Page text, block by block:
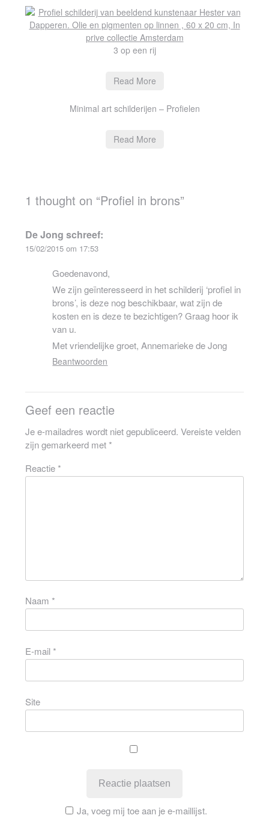
3 op een rij
Read More
Minimal art schilderijen – Profielen
Read More
1 thought on “Profiel in brons”
De Jong schreef:
15/02/2015 om 17:53
Goedenavond,
We zijn geïnteresseerd in het schilderij ‘profiel in
brons’, is deze nog beschikbaar, wat zijn de
kosten en is deze te bezichtigen? Graag hoor ik
van u.
Met vriendelijke groet, Annemarieke de Jong
Beantwoorden
Geef een reactie
Je e-mailadres wordt niet gepubliceerd. Vereiste velden
zijn gemarkeerd met*
Reactie*
Naam*
E-mail*
Site
Ja, voeg mij toe aan je e-maillijst.